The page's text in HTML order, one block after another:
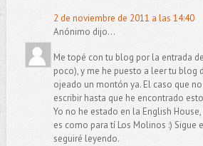
2 de noviembre de 2011 a las 14:40
Anónimo dijo...
Me topé con tu blog por la entrada de
poco), y me he puesto a leer tu blog
ojeado un montón ya. El caso que
escribir hasta que he encontrado
Yo no he estado en la English
es como para tí Los Molinos :) Sigue
seguiré leyendo.